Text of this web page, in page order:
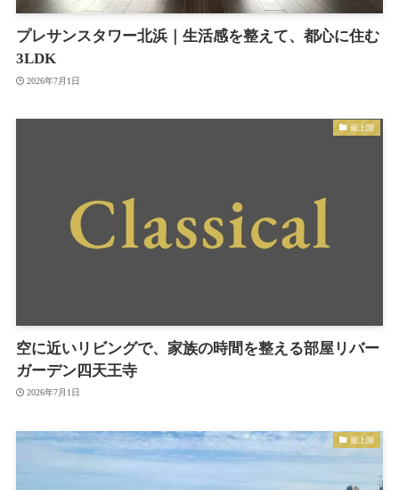
プレサンスタワー北浜｜生活感を整えて、都心に住む
3LDK
2026年7月1日
最上階
空に近いリビングで、家族の時間を整える部屋リバー
ガーデン四天王寺
2026年7月1日
最上階